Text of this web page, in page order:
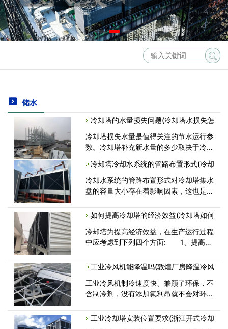
储水
冷却塔的水量损失问题(冷却塔水损失怎
冷却塔损失水量是值得关注的节水运行参
数。冷却塔补充新水量的多少取决于冷却
失水量包括：蒸发损失、风吹损失、排污
损失。1．蒸发损失。在湿式冷却<
冷却塔冷却水系统的管路布置形式(冷却
冷却水系统的管路布置形式对冷却塔集水
盘的容量大小存在着影响因素，这也是很
因。一般来说，冷却水系统的管路布置在
如何提高冷却塔的经济效益(冷却塔如何
冷却塔为提高经济效益，在生产运行过程
中应考虑到下列四个方面: 1、提高汽
这是考虑冷却塔运行经济效益的一个主要
工业冷风机能降温吗(敦煌厂房降温冷风
工业冷风机制冷速度快、兼顾了环保，不
含制冷剂，没有添加氟利昂就不会对环境
利用空气循环系统来对室内室外的空气进
工业冷却塔安装位置要求(浙江开式冷却